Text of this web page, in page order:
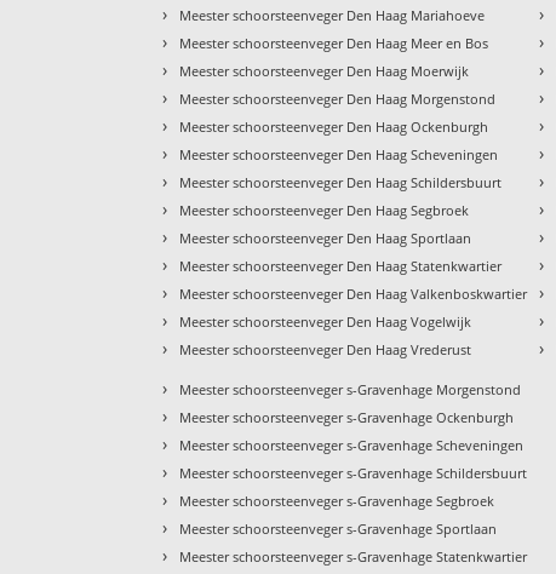
› Meester schoorsteenveger Den Haag Mariahoeve
› Meester schoorsteenveger Den Haag Meer en Bos
› Meester schoorsteenveger Den Haag Moerwijk
› Meester schoorsteenveger Den Haag Morgenstond
› Meester schoorsteenveger Den Haag Ockenburgh
› Meester schoorsteenveger Den Haag Scheveningen
› Meester schoorsteenveger Den Haag Schildersbuurt
› Meester schoorsteenveger Den Haag Segbroek
› Meester schoorsteenveger Den Haag Sportlaan
› Meester schoorsteenveger Den Haag Statenkwartier
› Meester schoorsteenveger Den Haag Valkenboskwartier
› Meester schoorsteenveger Den Haag Vogelwijk
› Meester schoorsteenveger Den Haag Vrederust
›
›
›
›
›
›
›
›
›
›
›
›
›
› Meester schoorsteenveger s-Gravenhage Morgenstond
› Meester schoorsteenveger s-Gravenhage Ockenburgh
› Meester schoorsteenveger s-Gravenhage Scheveningen
› Meester schoorsteenveger s-Gravenhage Schildersbuurt
› Meester schoorsteenveger s-Gravenhage Segbroek
› Meester schoorsteenveger s-Gravenhage Sportlaan
› Meester schoorsteenveger s-Gravenhage Statenkwartier